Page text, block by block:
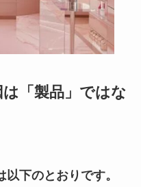
「製品」ではな
下のとおりです。